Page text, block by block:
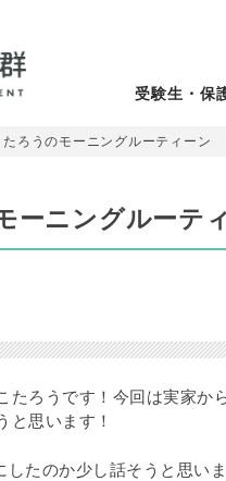
受験生・保
ろうのモーニングルーティーン
ーニングルーテ
たろうです！今回は実家
と思います！
たのか少し話そうと思い